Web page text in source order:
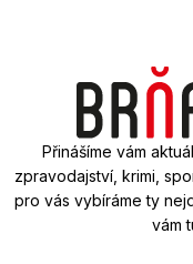
Přinášíme vám
zpravodajství, krimi,
pro vás vybíráme ty
vám